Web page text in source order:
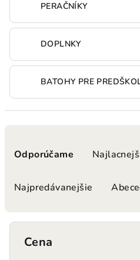
PERAČNÍKY
DOPLNKY
BATOHY PRE
Odporúčame
Najpredávanejšie
Cena